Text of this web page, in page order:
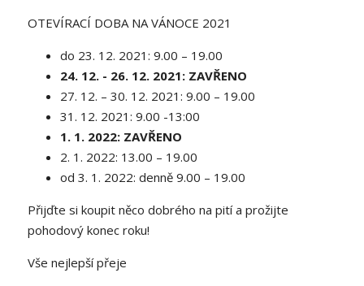
OTEVÍRACÍ DOBA NA VÁNOCE 2021
do 23. 12. 2021: 9.00 – 19.00
24. 12. - 26. 12. 2021: ZAVŘENO
27. 12. – 30. 12. 2021: 9.00 – 19.00
31. 12. 2021: 9.00 -13:00
1. 1. 2022: ZAVŘENO
2. 1. 2022: 13.00 – 19.00
od 3. 1. 2022: denně 9.00 – 19.00
Přijďte si koupit něco dobrého na pití a prožijte
pohodový konec roku!
Vše nejlepší přeje